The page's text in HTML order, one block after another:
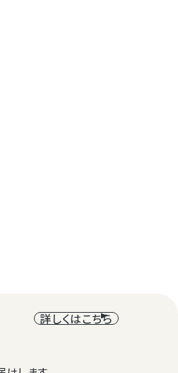
詳しくはこちら